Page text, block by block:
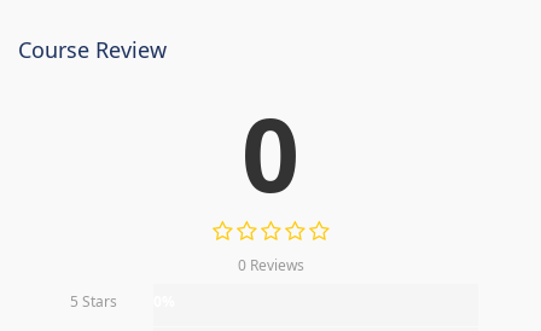
Course Review
0
0 Reviews
5 Stars